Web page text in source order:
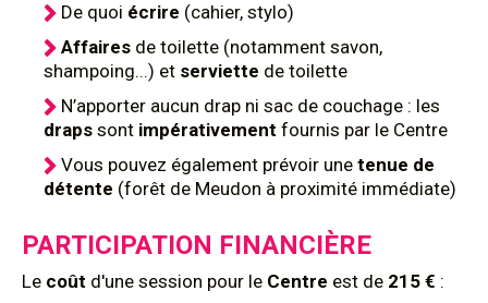
De quoi écrire (cahier, stylo)
Affaires de toilette (notamment savon,
shampoing...) et serviette de toilette
N’apporter aucun drap ni sac de couchage : les
draps sont impérativement fournis par le Centre
Vous pouvez également prévoir une tenue de
détente (forêt de Meudon à proximité immédiate)
PARTICIPATION FINANCIÈRE
Le coût d'une session pour le Centre est de 215 € :